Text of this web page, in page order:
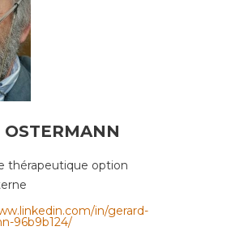
OSTERMANN
thérapeutique option
in/gerard-
96b9b124/